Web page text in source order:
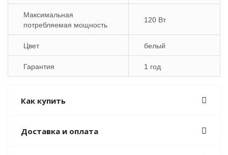
Максимальная
потребляемая мощность
120 Вт
Цвет белый
Гарантия 1 год
Как купить
Доставка и оплата